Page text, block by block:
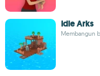
Idle Arks
Membangun